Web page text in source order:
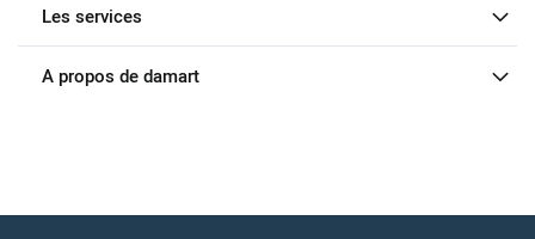
Les services
A propos de damart